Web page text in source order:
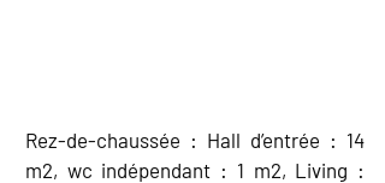
Rez-de-chaussée : Hall d’entrée : 14
m2, wc indépendant : 1 m2, Living :